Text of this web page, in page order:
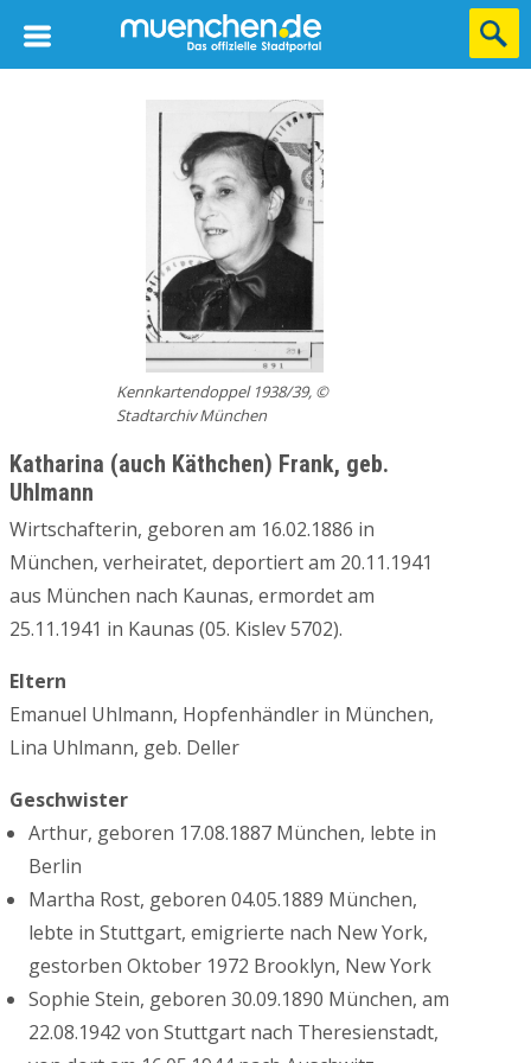
Kennkartendoppel 1938/39, ©
Stadtarchiv München
Katharina (auch Käthchen) Frank, geb.
Uhlmann
Wirtschafterin, geboren am 16.02.1886 in
München, verheiratet, deportiert am 20.11.1941
aus München nach Kaunas, ermordet am
25.11.1941 in Kaunas (05. Kislev 5702).
Eltern
Emanuel Uhlmann, Hopfenhändler in München,
Lina Uhlmann, geb. Deller
Geschwister
Arthur, geboren 17.08.1887 München, lebte in
Berlin
Martha Rost, geboren 04.05.1889 München,
lebte in Stuttgart, emigrierte nach New York,
gestorben Oktober 1972 Brooklyn, New York
Sophie Stein, geboren 30.09.1890 München, am
22.08.1942 von Stuttgart nach Theresienstadt,